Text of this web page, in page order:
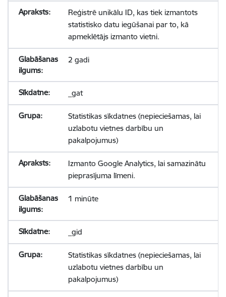
Reģistrē unikālu ID, kas tiek izmantots
statistisko datu iegūšanai par to, kā
apmeklētājs izmanto vietni.
2 gadi
_gat
Statistikas sīkdatnes (nepieciešamas, lai
uzlabotu vietnes darbību un
pakalpojumus)
Izmanto Google Analytics, lai samazinātu
pieprasījuma līmeni.
1 minūte
_gid
Statistikas sīkdatnes (nepieciešamas, lai
uzlabotu vietnes darbību un
pakalpojumus)